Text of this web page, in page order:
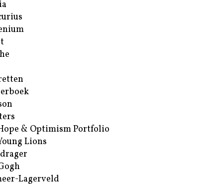
& Optimism Portfolio
Lions
Lagerveld